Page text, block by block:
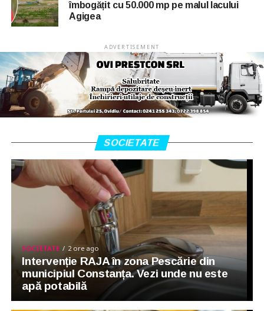
îmbogățit cu 50.000 mp pe malul lacului
Agigea
ADVERTISEMENT
SOCIETATE
SOCIETATE 2 ore ago
Intervenție RAJA în zona Pescărie din
municipiul Constanța. Vezi unde nu este
apă potabilă